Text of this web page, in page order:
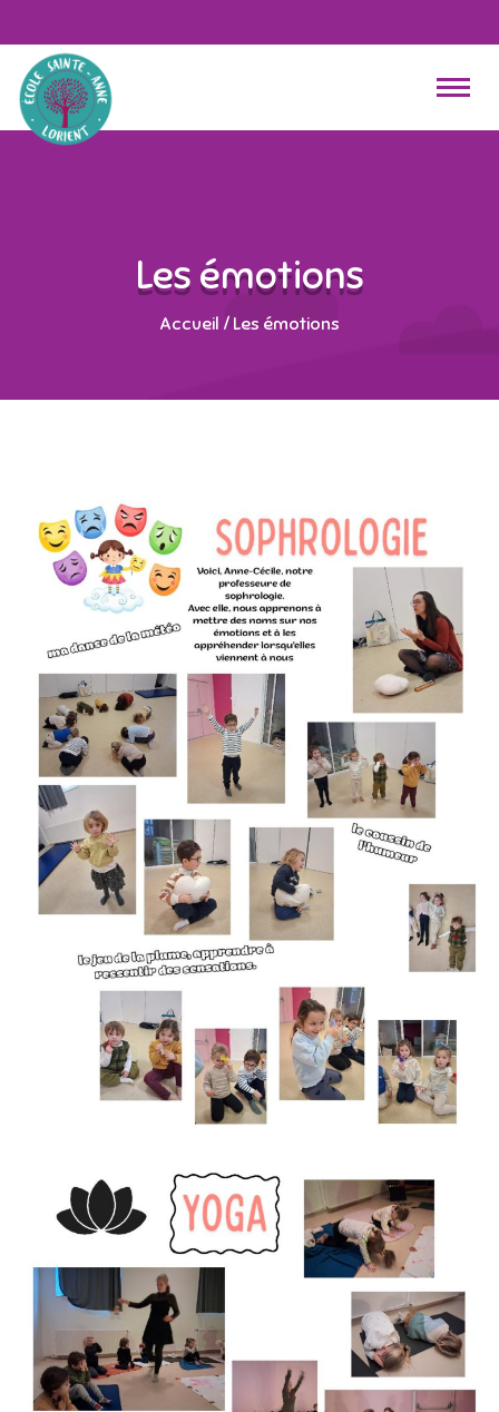
Les émotions
Accueil / Les émotions